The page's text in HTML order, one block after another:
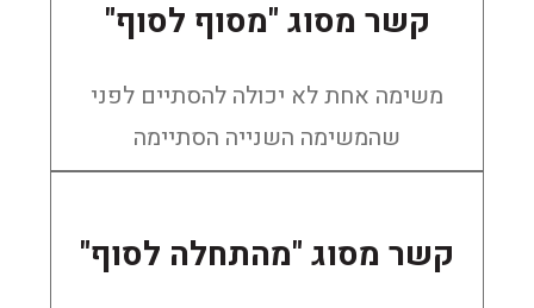
קשר מסוג "מסוף לסוף"
משימה אחת לא יכולה להסתיים לפני
שהמשימה השנייה הסתיימה
קשר מסוג "מהתחלה לסוף"